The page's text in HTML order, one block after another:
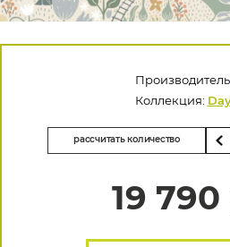
Коллекция:
рассчитать количество
19 790